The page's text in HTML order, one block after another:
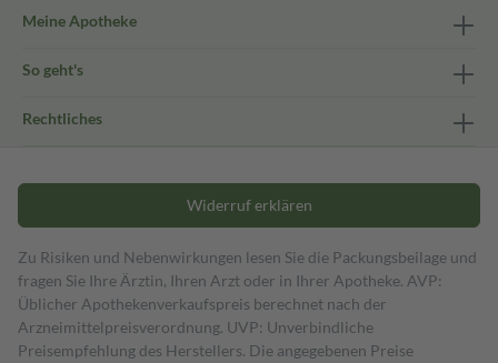
Meine Apotheke
So geht's
Rechtliches
Widerruf erklären
Zu Risiken und Nebenwirkungen lesen Sie die Packungsbeilage und
fragen Sie Ihre Ärztin, Ihren Arzt oder in Ihrer Apotheke. AVP:
Üblicher Apothekenverkaufspreis berechnet nach der
Arzneimittelpreisverordnung. UVP: Unverbindliche
Preisempfehlung des Herstellers. Die angegebenen Preise